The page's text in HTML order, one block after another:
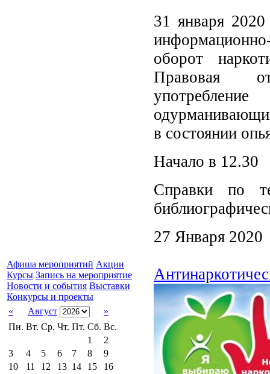
Афиша мероприятий Акции
Курсы Запись на мероприятие
Новости и события Выставки
Конкурсы и проекты
«
Август
»
Пн. Вт. Ср. Чт. Пт. Сб. Вс.
1
2
3
4 5 6 7 8
9
10
11 12 13 14 15
16
31 января
оборот
Правовая
в состоянии
Начало в 12.30
Справки по
27 Января 2020